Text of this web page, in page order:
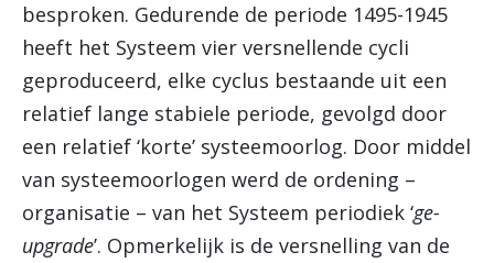
besproken. Gedurende de periode 1495-1945
heeft het Systeem vier versnellende cycli
geproduceerd, elke cyclus bestaande uit een
relatief lange stabiele periode, gevolgd door
een relatief ‘korte’ systeemoorlog. Door middel
van systeemoorlogen werd de ordening –
organisatie – van het Systeem periodiek ‘ge-
upgrade’. Opmerkelijk is de versnelling van de